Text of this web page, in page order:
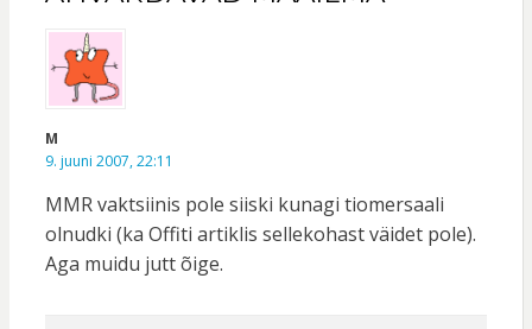
M
9. juuni 2007, 22:11
MMR vaktsiinis pole siiski kunagi tiomersaali
olnudki (ka Offiti artiklis sellekohast väidet pole).
Aga muidu jutt õige.